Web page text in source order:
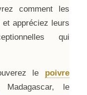
comment les
appréciez leurs
qui
le poivre
le